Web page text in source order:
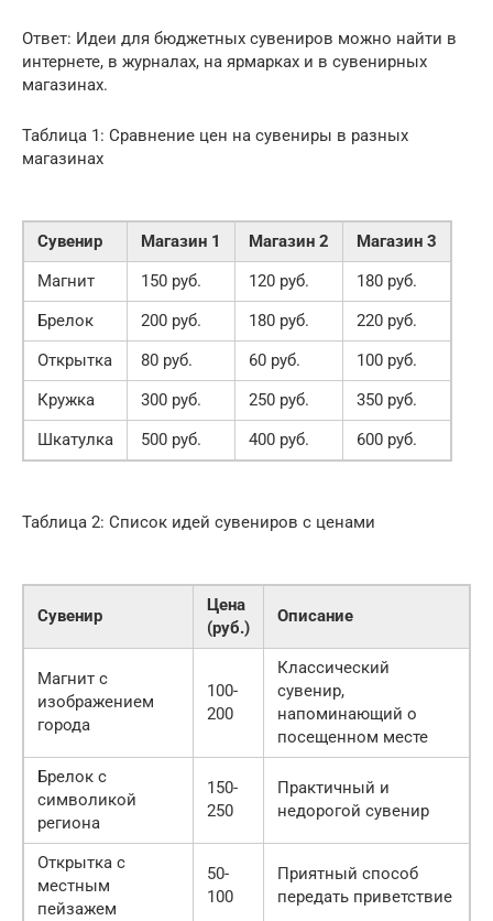
Ответ: Идеи для бюджетных сувениров можно найти в
интернете, в журналах, на ярмарках и в сувенирных
магазинах.
Таблица 1: Сравнение цен на сувениры в разных
магазинах
Сувенир Магазин 1 Магазин 2
Магазин 3
Магнит
150 руб. 120 руб.
180 руб.
Брелок
200 руб. 180 руб.
220 руб.
Открытка
80 руб. 60 руб.
100 руб.
Кружка
300 руб. 250 руб.
350 руб.
Шкатулка
500 руб. 400 руб. 600 руб.
Таблица 2: Список идей сувениров с ценами
Сувенир
Цена
(руб.)
Описание
Магнит с
изображением
города
100-
200
Классический
сувенир,
напоминающий о
посещенном месте
Брелок с
символикой
региона
150-
250
Практичный и
недорогой сувенир
Открытка с
местным
пейзажем
50-
100
Приятный способ
передать приветствие